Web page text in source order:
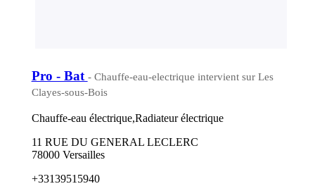
Pro - Bat - Chauffe-eau-electrique intervient sur Les
Clayes-sous-Bois
Chauffe-eau électrique,Radiateur électrique
11 RUE DU GENERAL LECLERC
78000 Versailles
+33139515940